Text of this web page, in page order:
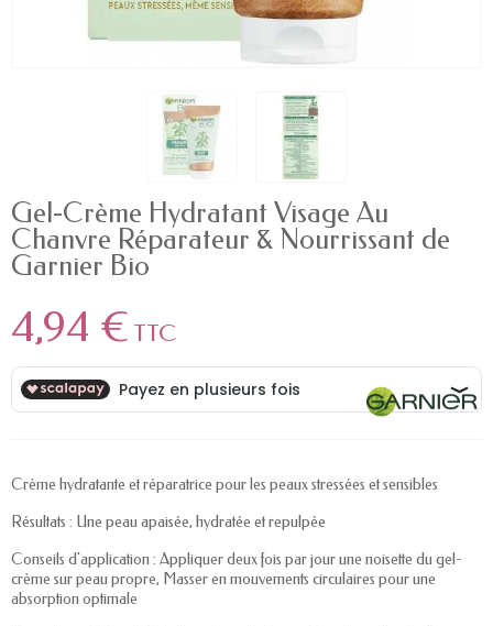
Gel-Crème Hydratant Visage Au
Chanvre Réparateur & Nourrissant de
Garnier Bio
4,94 € TTC
Crème hydratante et réparatrice pour les peaux stressées et sensibles
Résultats : Une peau apaisée, hydratée et repulpée
Conseils d'application : Appliquer deux fois par jour une noisette du gel-
crème sur peau propre, Masser en mouvements circulaires pour une
absorption optimale